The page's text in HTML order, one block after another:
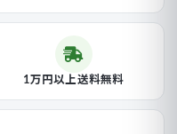
1万円以上送料無料